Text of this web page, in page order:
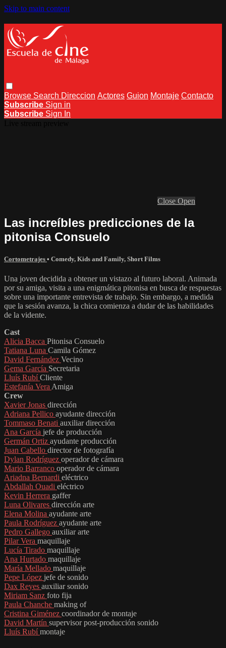
Skip to main content
Browse Search Direccion Actores Guion Montaje Contacto
Subscribe Sign in
Subscribe Sign In
Close Open
Las increíbles predicciones de la
pitonisa Consuelo
Cortometrajes • Comedy, Kids and Family, Short Films
Una joven decidida a obtener un vistazo al futuro laboral. Animada
por su amiga, visita a una enigmática pitonisa en busca de respuestas
sobre una importante entrevista de trabajo. Sin embargo, a medida
que la sesión avanza, la chica comienza a dudar de las habilidades
de la vidente.
Cast
Alicia Bacca Pitonisa Consuelo
Tatiana Luna Camila Gómez
David Fernández Vecino
Gema García Secretaria
Lluís RubíCliente
Estefanía Vera Amiga
Crew
Xavier Jonas dirección
Adriana Pellico ayudante dirección
Tommaso Benati auxiliar dirección
Ana García jefe de producción
Germán Ortiz ayudante producción
Juan Cabello director de fotografía
Dylan Rodríguez operador de cámara
Mario Barranco operador de cámara
Ariadna Bernardi eléctrico
Abdallah Ouadi eléctrico
Kevin Herrera gaffer
Luna Olivares dirección arte
Elena Molina ayudante arte
Paula Rodríguez ayudante arte
Pedro Gallego auxiliar arte
Pilar Vera maquillaje
Lucía Tirado maquillaje
Ana Hurtado maquillaje
María Mellado maquillaje
Pepe López jefe de sonido
Dax Reyes auxiliar sonido
Miriam Sanz foto fija
Paula Chanche making of
Cristina Giménez coordinador de montaje
David Martín supervisor post-producción sonido
Lluís Rubímontaje